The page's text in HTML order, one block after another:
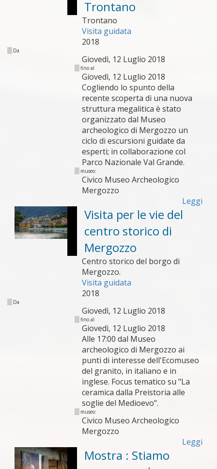
Trontano
Trontano
Visita guidata
2018
Da
Giovedì, 12 Luglio 2018
fino al
Giovedì, 12 Luglio 2018
Cogliendo lo spunto della
recente scoperta di una nuova
struttura megalitica è stato
organizzato dal Museo
archeologico di Mergozzo un
ciclo di escursioni guidate da
esperti; in collaborazione col
Parco Nazionale Val Grande.
museo:
Civico Museo Archeologico
Mergozzo
Leggi
Visita per le vie del
centro storico di
Mergozzo
Centro storico del borgo di
Mergozzo.
Visita guidata
2018
Da
Giovedì, 12 Luglio 2018
fino al
Giovedì, 12 Luglio 2018
Alle 17:00 dal Museo
archeologico di Mergozzo ai
punti di interesse dell'Ecomuseo
del granito, in italiano e in
inglese. Focus tematico su "La
ceramica dalla Preistoria alle
soglie del Medioevo".
museo:
Civico Museo Archeologico
Mergozzo
Leggi
Mostra : Stiamo